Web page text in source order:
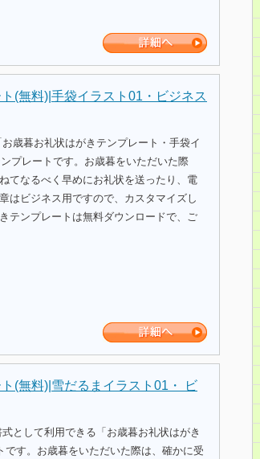
(無料)|手袋イラスト01・ビジネス
歳暮お礼状はがきテンプレート・手袋イ
プレートです。お歳暮をいただいた際
てなるべく早めにお礼状を送ったり、電
はビジネス用ですので、カスタマイズし
テンプレートは無料ダウンロードで、ご
(無料)|雪だるまイラスト01・ ビ
として利用できる「お歳暮お礼状はがき
す。お歳暮をいただいた際は、確かに受